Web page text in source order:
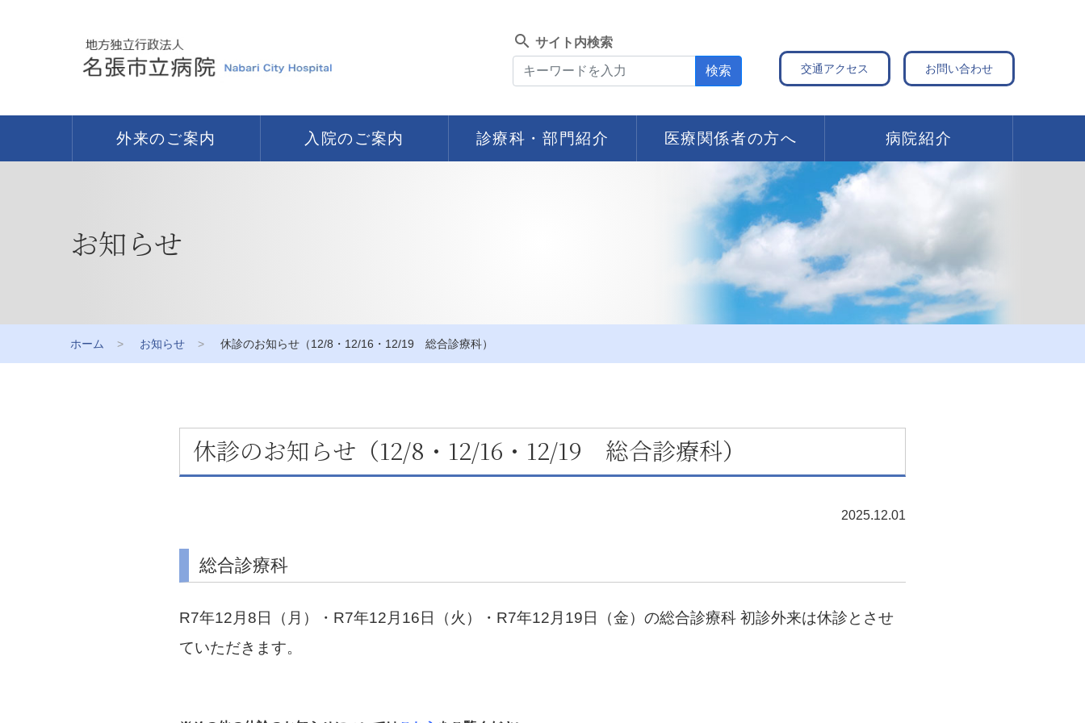
search サイト内検索
検索 交通アクセス お問い合わせ
外来のご案内 入院のご案内 診療科・部門紹介 医療関係者の方へ 病院紹介
お知らせ
ホーム お知らせ 休診のお知らせ（12/8・12/16・12/19 総合診療科）
休診のお知らせ（12/8・12/16・12/19 総合診療科）
2025.12.01
総合診療科
R7年12月8日（月）・R7年12月16日（火）・R7年12月19日（金）の総合診療科 初診外来は休診とさせ
ていただきます。